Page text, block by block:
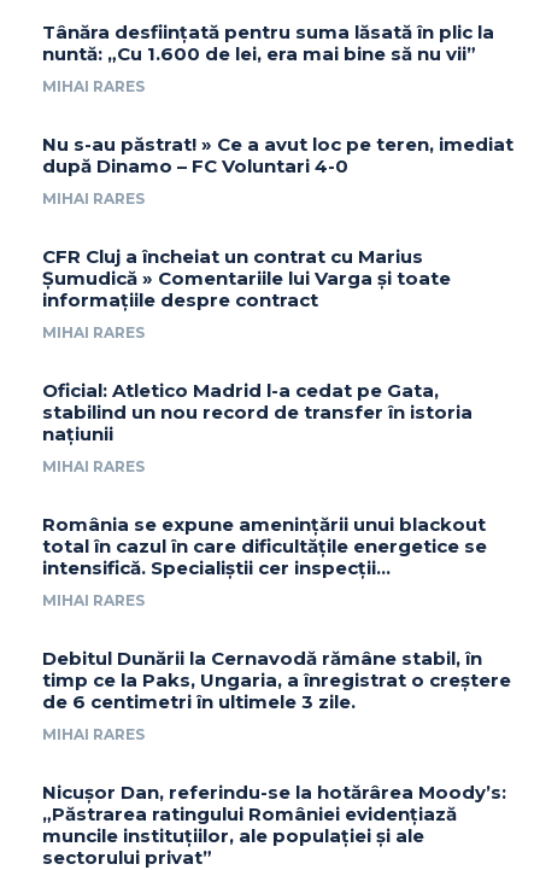
Tânăra desființată pentru suma lăsată în plic la
nuntă: „Cu 1.600 de lei, era mai bine să nu vii”
MIHAI RARES
Nu s-au păstrat! » Ce a avut loc pe teren, imediat
după Dinamo – FC Voluntari 4-0
MIHAI RARES
CFR Cluj a încheiat un contrat cu Marius
Șumudică » Comentariile lui Varga și toate
informațiile despre contract
MIHAI RARES
Oficial: Atletico Madrid l-a cedat pe Gata,
stabilind un nou record de transfer în istoria
națiunii
MIHAI RARES
România se expune amenințării unui blackout
total în cazul în care dificultățile energetice se
intensifică. Specialiștii cer inspecții…
MIHAI RARES
Debitul Dunării la Cernavodă rămâne stabil, în
timp ce la Paks, Ungaria, a înregistrat o creștere
de 6 centimetri în ultimele 3 zile.
MIHAI RARES
Nicușor Dan, referindu-se la hotărârea Moody’s:
„Păstrarea ratingului României evidențiază
muncile instituțiilor, ale populației și ale
sectorului privat”